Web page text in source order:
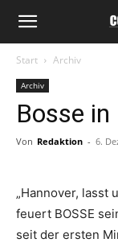
Start Archiv
Archiv
Bosse
Von Redaktion - 6.
„Hannover, lasst
feuert BOSSE
seit der ersten